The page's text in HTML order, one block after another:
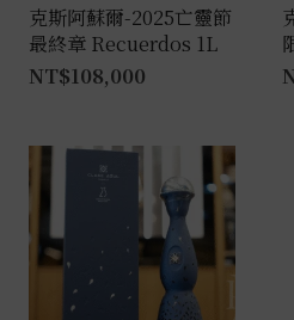
克斯阿蘇爾-2025亡靈節
最終章 Recuerdos 1L
NT$108,000